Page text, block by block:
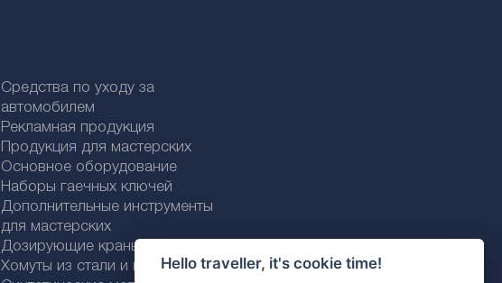
Hello traveller, it's cookie time!
Средства по уходу за
автомобилем
Рекламная продукция
Продукция для мастерских
Основное оборудование
Наборы гаечных ключей
Дополнительные инструменты
для мастерских
Дозирующие краны / трубки
Хомуты из стали и пластика